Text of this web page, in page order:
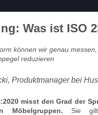
Was ist ISO
können wir genau
reduzieren
Produktmanager bei
misst den Grad der
Möbelgruppen. Sie gilt